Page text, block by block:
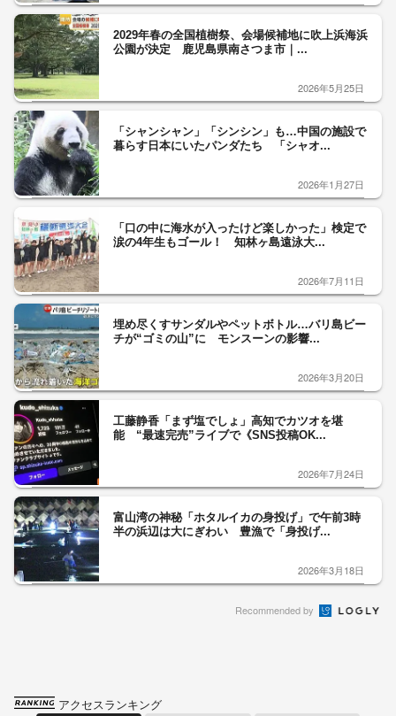
2029年春の全国植樹祭、会場候補地に吹上浜海浜
公園が決定 鹿児島県南さつま市｜...
2026年5月25日
「シャンシャン」「シンシン」も…中国の施設で
暮らす日本にいたパンダたち 「シャオ...
2026年1月27日
「口の中に海水が入ったけど楽しかった」検定で
涙の4年生もゴール！ 知林ヶ島遠泳大...
2026年7月11日
埋め尽くすサンダルやペットボトル…バリ島ビー
チが“ゴミの山”に モンスーンの影響...
2026年3月20日
工藤静香「まず塩でしょ」高知でカツオを堪
能 “最速完売”ライブで《SNS投稿OK...
2026年7月24日
富山湾の神秘「ホタルイカの身投げ」で午前3時
半の浜辺は大にぎわい 豊漁で「身投げ...
2026年3月18日
Recommended by
アクセスランキング